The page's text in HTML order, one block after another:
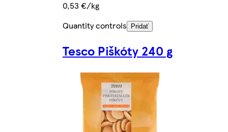
0,53 €/kg
Quantity controls
Pridať
Tesco Piškóty 240 g